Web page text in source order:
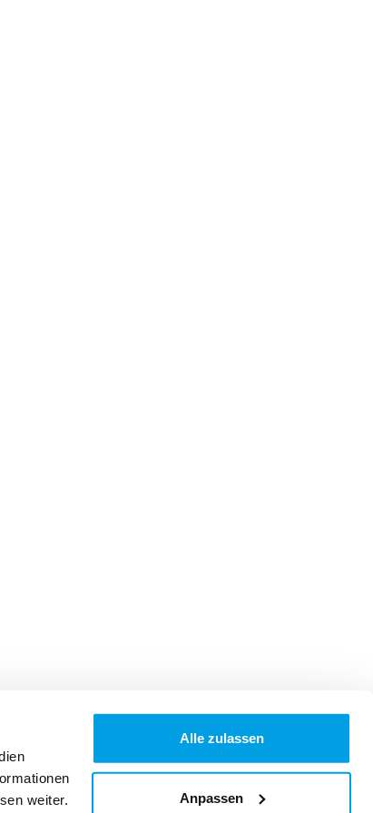
weiter.
Alle zulassen
Anpassen